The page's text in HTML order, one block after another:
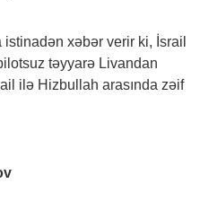
istinadən xəbər verir ki, İsrail
təyyarə Livandan
ilə Hizbullah arasında zəif